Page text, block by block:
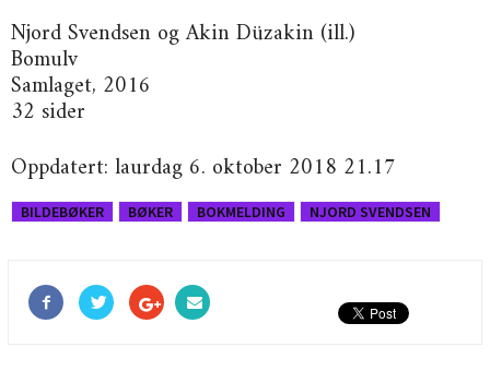
Njord Svendsen og Akin Düzakin (ill.)
Bomulv
Samlaget, 2016
32 sider
Oppdatert: laurdag 6. oktober 2018 21.17
BILDEBØKER BØKER BOKMELDING NJORD SVENDSEN